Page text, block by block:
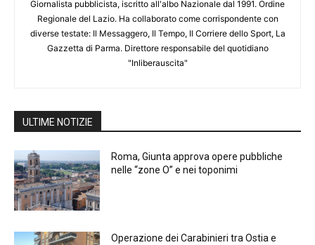
Giornalista pubblicista, iscritto all'albo Nazionale dal 1991. Ordine
Regionale del Lazio. Ha collaborato come corrispondente con
diverse testate: Il Messaggero, Il Tempo, Il Corriere dello Sport, La
Gazzetta di Parma. Direttore responsabile del quotidiano
"Inliberauscita"
ULTIME NOTIZIE
Roma, Giunta approva opere pubbliche
nelle “zone O” e nei toponimi
Operazione dei Carabinieri tra Ostia e